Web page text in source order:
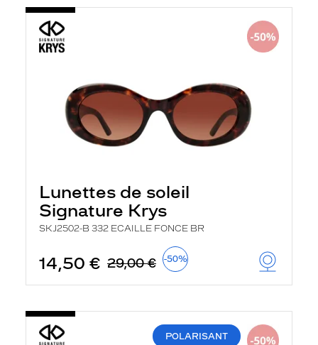
Lunettes de soleil
Signature Krys
SKJ2502-B 332 ECAILLE FONCE BR
14,50 € 29,00 € -50%
POLARISANT